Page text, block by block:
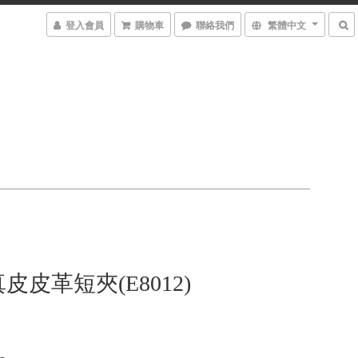
登入會員 購物車 聯絡我們 繁體中文
皮革短夾(E8012)